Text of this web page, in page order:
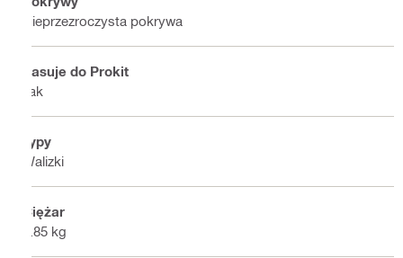
Nieprzezroczysta pokrywa
Pasuje do Prokit
Tak
Typy
Walizki
Ciężar
4.85 kg